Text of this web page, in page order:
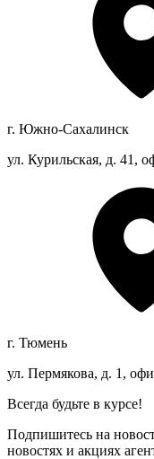
г. Южно-Сахалинск
ул. Курильская, д. 41,
г. Тюмень
ул. Пермякова, д. 1,
Всегда будьте в курсе!
Подпишитесь на
новостях и акциях